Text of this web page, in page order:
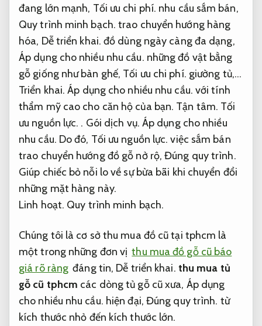
đang lớn mạnh, Tối ưu chi phí. nhu cầu sắm bán,
Quy trình minh bạch. trao chuyển hướng hàng
hóa, Dễ triển khai. đồ dùng ngày càng đa dạng,
Áp dụng cho nhiều nhu cầu. những đồ vật bằng
gỗ giống như bàn ghế, Tối ưu chi phí. giường tủ,…
Triển khai. Áp dụng cho nhiều nhu cầu. với tính
thẩm mỹ cao cho căn hộ của bạn. Tận tâm. Tối
ưu nguồn lực. . Gói dịch vụ. Áp dụng cho nhiều
nhu cầu. Do đó, Tối ưu nguồn lực. việc sắm bán
trao chuyển hướng đồ gỗ nở rộ,Đúng quy trình.
Giúp chiếc bỏ nỗi lo về sự bừa bãi khi chuyển đổi
những mặt hàng này.
Linh hoạt. Quy trình minh bạch.
Chúng tôi là cơ sở thu mua đồ cũ tại tphcm là
một trong những đơn vị thu mua đồ gỗ cũ báo
giá rõ ràng đáng tin, Dễ triển khai. thu mua tủ
gỗ cũ tphcm các dòng tủ gỗ cũ xưa, Áp dụng
cho nhiều nhu cầu. hiện đại, Đúng quy trình. từ
kích thước nhỏ đến kích thước lớn.